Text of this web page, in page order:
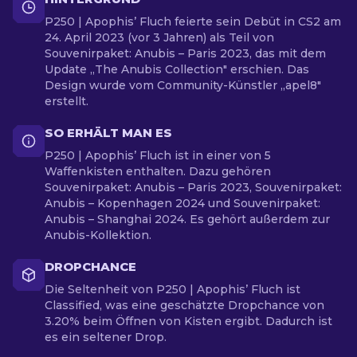
P250 | Apophis’ Fluch feierte sein Debüt in CS2 am
24. April 2023 (vor 3 Jahren) als Teil von
Souvenirpaket: Anubis – Paris 2023, das mit dem
Update „The Anubis Collection" erschien. Das
Design wurde vom Community-Künstler „apel8"
erstellt.
SO ERHÄLT MAN ES
P250 | Apophis’ Fluch ist in einer von 5
Waffenkisten enthalten. Dazu gehören
Souvenirpaket: Anubis – Paris 2023, Souvenirpaket:
Anubis – Kopenhagen 2024 und Souvenirpaket:
Anubis – Shanghai 2024. Es gehört außerdem zur
Anubis-Kollektion.
DROPCHANCE
Die Seltenheit von P250 | Apophis’ Fluch ist
Classified, was eine geschätzte Dropchance von
3.20% beim Öffnen von Kisten ergibt. Dadurch ist
es ein seltener Drop.